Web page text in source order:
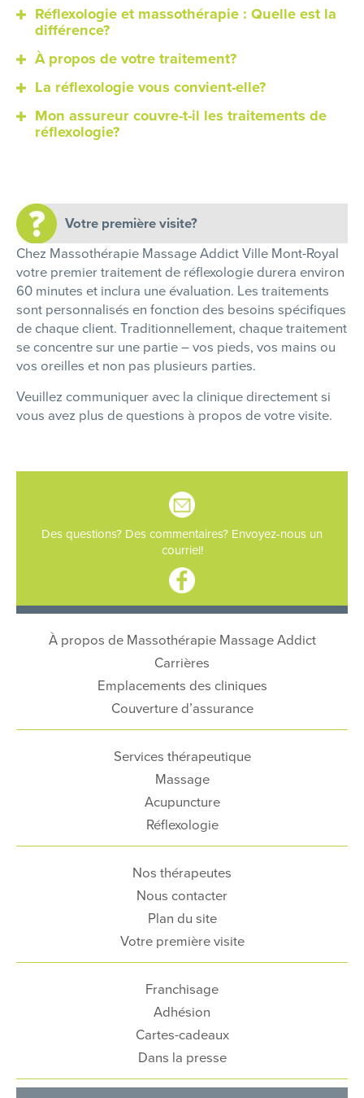
Réflexologie et massothérapie : Quelle est la
différence?
À propos de votre traitement?
La réflexologie vous convient-elle?
Mon assureur couvre-t-il les traitements de
réflexologie?
Votre première visite?
Chez Massothérapie Massage Addict Ville Mont-Royal
votre premier traitement de réflexologie durera environ
60 minutes et inclura une évaluation. Les traitements
sont personnalisés en fonction des besoins spécifiques
de chaque client. Traditionnellement, chaque traitement
se concentre sur une partie – vos pieds, vos mains ou
vos oreilles et non pas plusieurs parties.
Veuillez communiquer avec la clinique directement si
vous avez plus de questions à propos de votre visite.
Des questions? Des commentaires? Envoyez-nous un
courriel!
À propos de Massothérapie Massage Addict
Carrières
Emplacements des cliniques
Couverture d’assurance
Services thérapeutique
Massage
Acupuncture
Réflexologie
Nos thérapeutes
Nous contacter
Plan du site
Votre première visite
Franchisage
Adhésion
Cartes-cadeaux
Dans la presse